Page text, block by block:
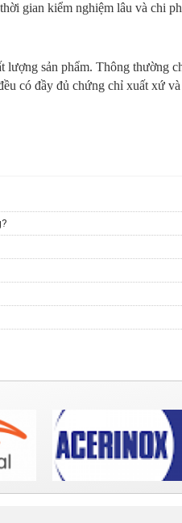
gian kiểm nghiệm lâu và chi
sản phẩm. Thông thường
có đầy đủ chứng chỉ xuất xứ